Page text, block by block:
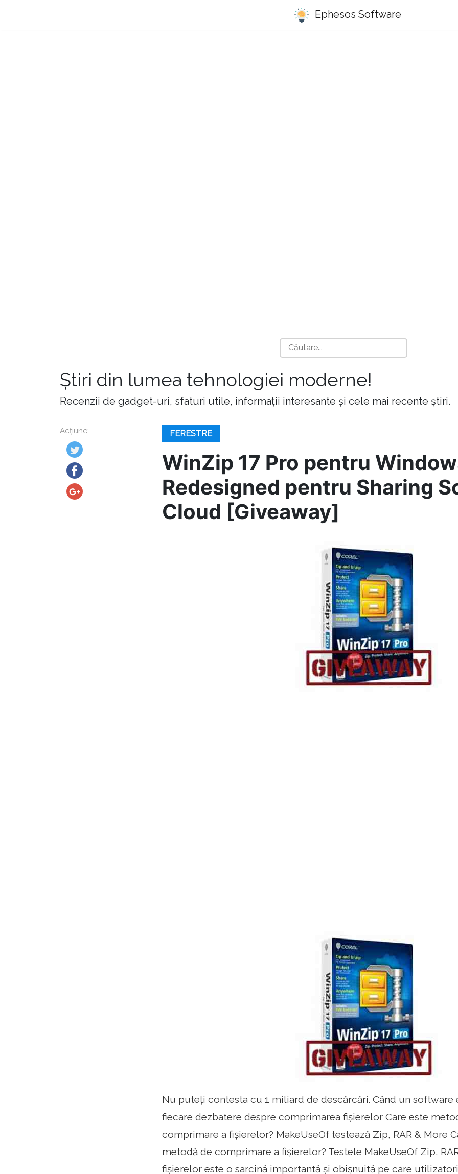
Ephesos Software
Știri din lumea tehnologiei moderne!
Recenzii de gadget-uri, sfaturi utile, informații interesante și cele mai recente știri.
Acțiune: FERESTRE
WinZip 17 Pro pentru
Redesigned pentru Sharing
Cloud [Giveaway]
Nu puteți contesta cu 1 miliard de descărcări. Când un
fiecare dezbatere despre comprimarea fișierelor Care este
comprimare a fișierelor? MakeUseOf testează Zip, RAR & More
metodă de comprimare a fișierelor? Testele MakeUseOf Zip,
fișierelor este o sarcină importantă și obișnuită pe care